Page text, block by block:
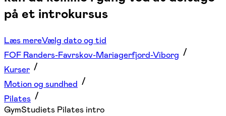
på et introkursus
Læs mereVælg dato og tid
FOF Randers-Favrskov-Mariagerfjord-Viborg
Kurser
Motion og sundhed
Pilates
GymStudiets Pilates intro